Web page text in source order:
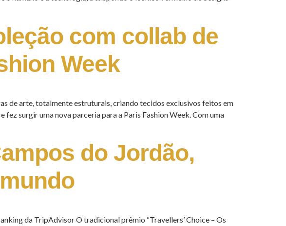
com collab de
Week
de arte, totalmente estruturais, criando tecidos exclusivos feitos em
surgir uma nova parceria para a Paris Fashion Week. Com uma
do Jordão,
da TripAdvisor O tradicional prêmio “Travellers’ Choice – Os